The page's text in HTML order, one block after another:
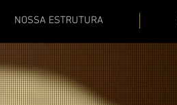
NOSSA ESTRUTURA